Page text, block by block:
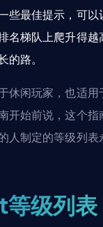
些最佳提示，可以
名梯队上爬升得越
的路。
休闲玩家，也适用
开始前说，这个指
人制定的等级列表
级列表